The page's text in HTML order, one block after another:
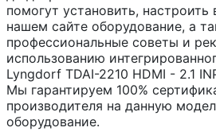
помогут установить, настроить
нашем сайте оборудование, а
профессиональные советы и
использованию
Lyngdorf TDAI-2210 HDMI - 2.1
Мы гарантируем 100%
производителя на данную
оборудование.